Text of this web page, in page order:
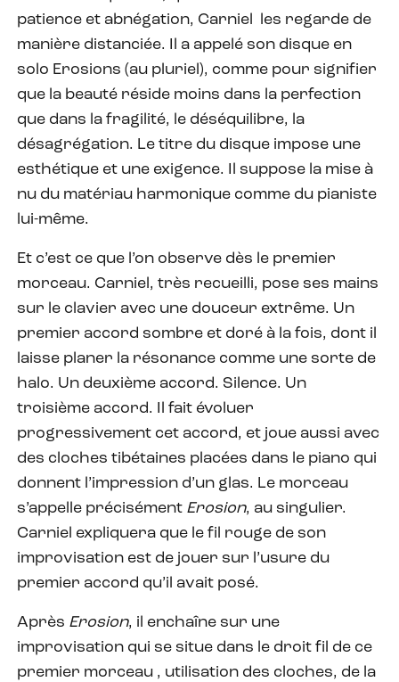
patience et abnégation, Carniel
les regarde de
manière distanciée. Il a appelé son disque en
solo Erosions (au pluriel), comme pour signifier
que la beauté réside moins dans la perfection
que dans la fragilité, le déséquilibre, la
désagrégation. Le titre du disque impose une
esthétique et une exigence. Il suppose la mise à
nu du matériau harmonique comme du pianiste
lui-même.
Et c’est ce que l’on observe dès le premier
morceau. Carniel, très recueilli, pose ses mains
sur le clavier avec une douceur extrême. Un
premier accord sombre et doré à la fois, dont il
laisse planer la résonance comme une sorte de
halo. Un deuxième accord. Silence. Un
troisième accord. Il fait évoluer
progressivement cet accord, et joue aussi avec
des cloches tibétaines placées dans le piano qui
donnent l’impression d’un glas. Le morceau
s’appelle précisément Erosion, au singulier.
Carniel expliquera que le fil rouge de son
improvisation est de jouer sur l’usure du
premier accord qu’il avait posé.
Après Erosion, il enchaîne sur une
improvisation qui se situe dans le droit fil de ce
premier morceau , utilisation des cloches, de la